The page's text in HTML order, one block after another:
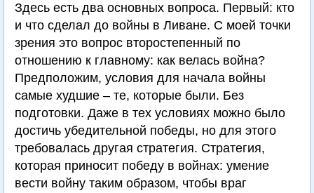
Здесь есть два основных вопроса. Первый: кто
и что сделал до войны в Ливане. С моей точки
зрения это вопрос второстепенный по
отношению к главному: как велась война?
Предположим, условия для начала войны
самые худшие – те, которые были. Без
подготовки. Даже в тех условиях можно было
достичь убедительной победы, но для этого
требовалась другая стратегия. Стратегия,
которая приносит победу в войнах: умение
вести войну таким образом, чтобы враг